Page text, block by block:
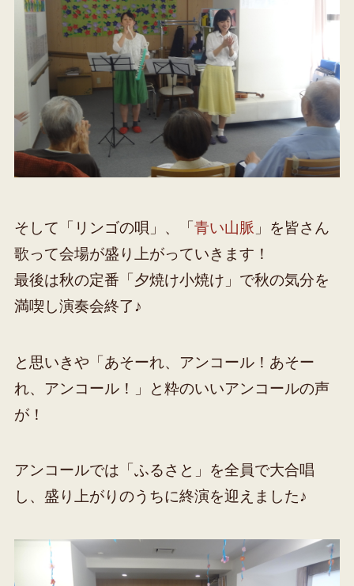
そして「リンゴの唄」、「 青い山脈 」を皆さん
歌って会場が盛り上がっていきます！
最後は秋の定番「夕焼け小焼け」で秋の気分を
満喫し演奏会終了♪
と思いきや「あそーれ、アンコール！あそー
れ、アンコール！」と粋のいいアンコールの声
が！
アンコールでは「ふるさと」を全員で大合唱
し、盛り上がりのうちに終演を迎えました♪